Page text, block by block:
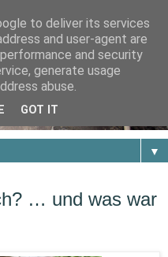
▼
… und was war
to deliver its services
and user-agent are
and security
generate usage
abuse.
GOT IT